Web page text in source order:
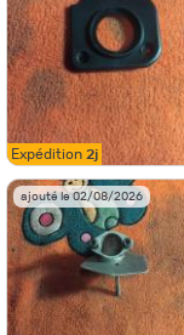
Expédition 2j
ajouté le 02/08/2026